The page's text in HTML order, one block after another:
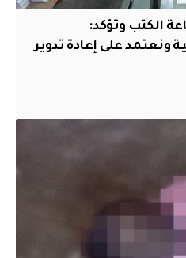
الكتب وتؤكد:
ونعتمد على إعادة تدوير